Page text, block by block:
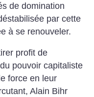
de domination
par cette
à se renouveler.
profit de
pouvoir capitaliste
force en leur
Alain Bihr